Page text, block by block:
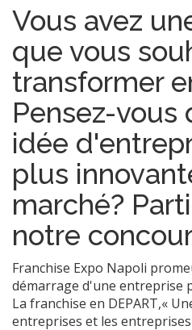
Vous avez
que vous
transformer
Pensez-vous
idée
plus
marché?
notre
Franchise Expo Napoli
démarrage d'une entreprise
La franchise en DEPART,«
entreprises et les